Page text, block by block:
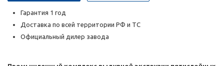
Гарантия 1 год
Доставка по всей территории РФ и ТС
Официальный дилер завода